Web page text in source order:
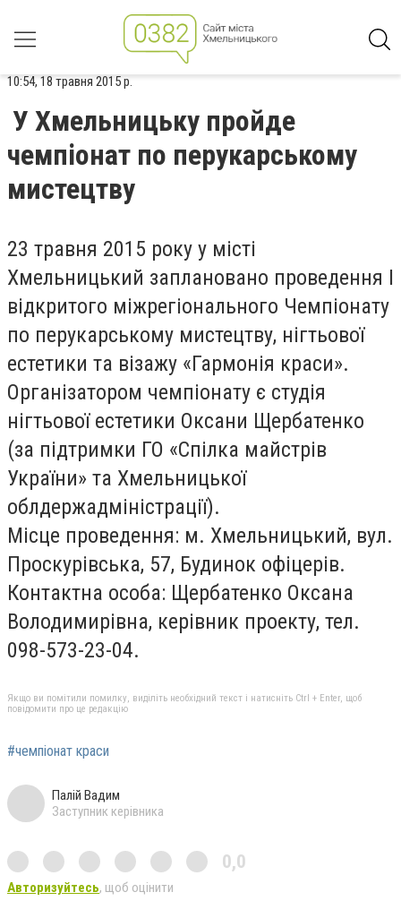
10:54, 18 травня 2015 р.
У Хмельницьку пройде
чемпіонат по перукарському
мистецтву
23 травня 2015 року у місті
Хмельницький заплановано проведення І
відкритого міжрегіонального Чемпіонату
по перукарському мистецтву, нігтьової
естетики та візажу «Гармонія краси».
Організатором чемпіонату є студія
нігтьової естетики Оксани Щербатенко
(за підтримки ГО «Спілка майстрів
України» та Хмельницької
облдержадміністрації).
Місце проведення: м. Хмельницький, вул.
Проскурівська, 57, Будинок офіцерів.
Контактна особа: Щербатенко Оксана
Володимирівна, керівник проекту, тел.
098-573-23-04.
Якщо ви помітили помилку, виділіть необхідний текст і натисніть Ctrl + Enter, щоб
повідомити про це редакцію
#чемпіонат краси
Палій Вадим
Заступник керівника
0,0
Авторизуйтесь, щоб оцінити